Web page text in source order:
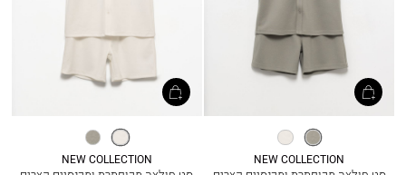
מוס אופוויט
NEW COLLECTION
אופוויטמוס
NEW COLLECTION